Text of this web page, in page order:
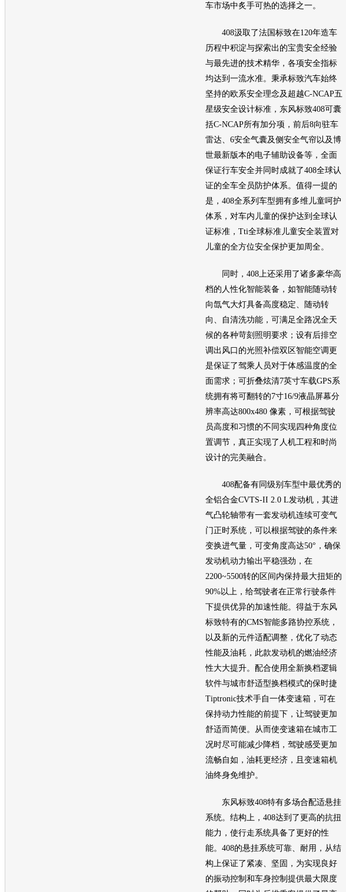
车市场中炙手可热的选择之一。
408汲取了法国标致在120年造车
历程中积淀与探索出的宝贵安全经验
与最先进的技术精华，各项安全指标
均达到一流水准。秉承标致汽车始终
坚持的欧系安全理念及超越C-NCAP五
星级安全设计标准，东风标致408可囊
括C-NCAP所有加分项，前后8向驻车
雷达、6安全气囊及侧安全气帘以及博
世最新版本的电子辅助设备等，全面
保证行车安全并同时成就了408全球认
证的全车全员防护体系。值得一提的
是，408全系列车型拥有多维儿童呵护
体系，对车内儿童的保护达到全球认
证标准，Tti全球标准儿童安全装置对
儿童的全方位安全保护更加周全。
同时，408上还采用了诸多豪华高
档的人性化智能装备，如智能随动转
向氙气大灯具备高度稳定、随动转
向、自清洗功能，可满足全路况全天
候的各种苛刻照明要求；设有后排空
调出风口的光照补偿双区智能空调更
是保证了驾乘人员对于体感温度的全
面需求；可折叠炫清7英寸车载GPS系
统拥有将可翻转的7寸16/9液晶屏幕分
辨率高达800x480 像素，可根据驾驶
员高度和习惯的不同实现四种角度位
置调节，真正实现了人机工程和时尚
设计的完美融合。
408配备有同级别车型中最优秀的
全铝合金CVTS-II 2.0 L发动机，其进
气凸轮轴带有一套发动机连续可变气
门正时系统，可以根据驾驶的条件来
变换进气量，可变角度高达50°，确保
发动机动力输出平稳强劲，在
2200~5500转的区间内保持最大扭矩的
90%以上，给驾驶者在正常行驶条件
下提供优异的加速性能。得益于东风
标致特有的CMS智能多路协控系统，
以及新的元件适配调整，优化了动态
性能及油耗，此款发动机的燃油经济
性大大提升。配合使用全新换档逻辑
软件与城市舒适型换档模式的保时捷
Tiptronic技术手自一体变速箱，可在
保持动力性能的前提下，让驾驶更加
舒适而简便。从而使变速箱在城市工
况时尽可能减少降档，驾驶感受更加
流畅自如，油耗更经济，且变速箱机
油终身免维护。
东风标致408特有多场合配适悬挂
系统。结构上，408达到了更高的抗扭
能力，使行走系统具备了更好的性
能。408的悬挂系统可靠、耐用，从结
构上保证了紧凑、坚固，为实现良好
的振动控制和车身控制提供最大限度